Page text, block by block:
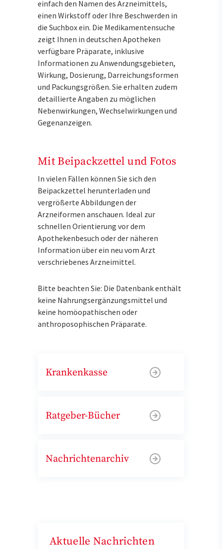
einfach den Namen des Arzneimittels,
einen Wirkstoff oder Ihre Beschwerden in
die Suchbox ein. Die Medikamentensuche
zeigt Ihnen in deutschen Apotheken
verfügbare Präparate, inklusive
Informationen zu Anwendungsgebieten,
Wirkung, Dosierung, Darreichungsformen
und Packungsgrößen. Sie erhalten zudem
detaillierte Angaben zu möglichen
Nebenwirkungen, Wechselwirkungen und
Gegenanzeigen.
Mit Beipackzettel und Fotos
In vielen Fällen können Sie sich den
Beipackzettel herunterladen und
vergrößerte Abbildungen der
Arzneiformen anschauen. Ideal zur
schnellen Orientierung vor dem
Apothekenbesuch oder der näheren
Information über ein neu vom Arzt
verschriebenes Arzneimittel.
Bitte beachten Sie: Die Datenbank enthält
keine Nahrungsergänzungsmittel und
keine homöopathischen oder
anthroposophischen Präparate.
Krankenkasse
Ratgeber-Bücher
Nachrichtenarchiv
Aktuelle Nachrichten